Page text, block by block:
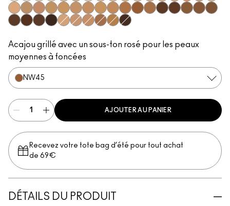
NC5​NW5​NC10​NC11​NW10​NW11​NC11.5​
NW13​NC14.5​
NC15​N12​NC17​NC17.5​
NC20​NW18​NC25​N18​
NW20​
NC27​NW25​NC30​NC35​NC37​NC40​NC42​NC44​
NW43​NW45​
Acajou grillé avec un sous-ton rosé pour les peaux
moyennes à foncées
NW45​
AJOUTER AU PANIER
Recevez votre tote bag d’été pour tout achat
de 69€
DÉTAILS DU PRODUIT